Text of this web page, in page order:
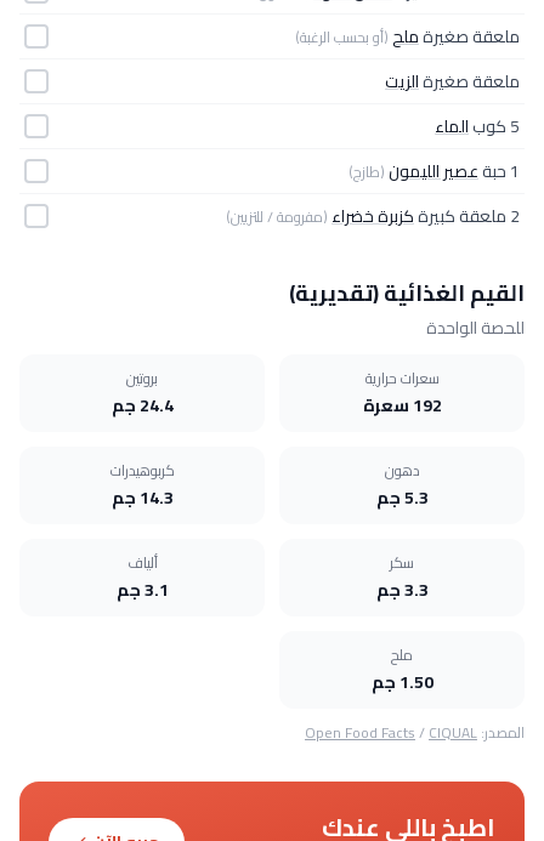
ملعقة صغيرةملح(أو بحسب الرغبة)
ملعقة صغيرةالزيت
5 كوب
الماء
1 حبة
عصير الليمون(طازج)
2 ملعقة كبيرة كزبرة خضراء(مفرومة / للتزيين)
القيم الغذائية (تقديرية)
للحصة الواحدة
سعرات حرارية
192 سعرة
بروتين
24.4 جم
دهون
5.3 جم
كربوهيدرات
14.3 جم
سكر
3.3 جم
ألياف
3.1 جم
ملح
1.50 جم
المصدر: Open Food Facts/CIQUAL
اطبخ باللي عندك